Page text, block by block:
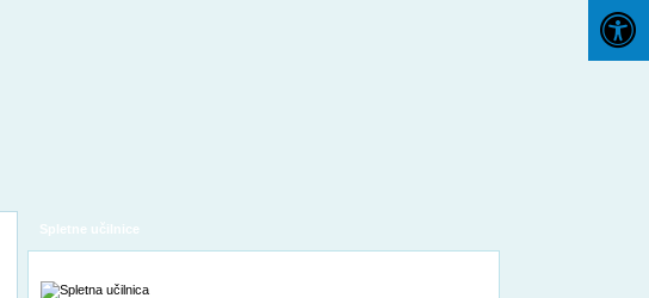
Spletne učilnice